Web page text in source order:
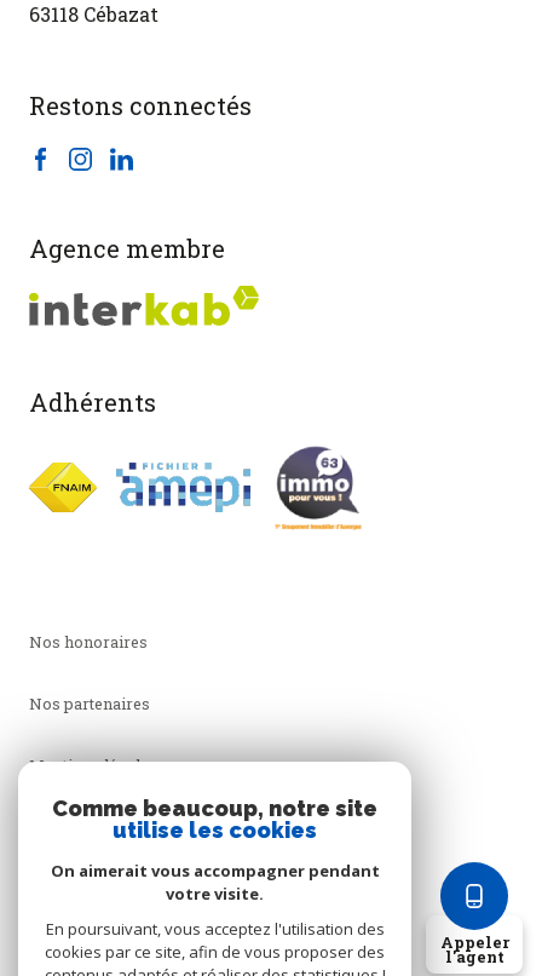
Appeler
l'agent
63118 Cébazat
Restons connectés
Agence membre
Adhérents
Nos honoraires
Nos partenaires
Mentions légales
Cookies
Comme beaucoup, notre site
utilise les cookies
On aimerait vous accompagner pendant
votre visite.
En poursuivant, vous acceptez l'utilisation des
cookies par ce site, afin de vous proposer des